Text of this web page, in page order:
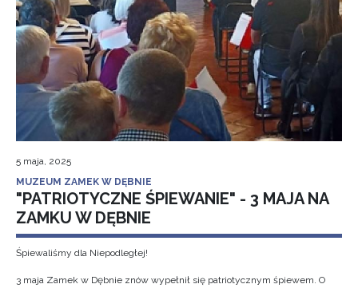
5 maja, 2025
MUZEUM ZAMEK W DĘBNIE
"PATRIOTYCZNE ŚPIEWANIE" - 3 MAJA NA
ZAMKU W DĘBNIE
Śpiewaliśmy dla Niepodległej!
3 maja Zamek w Dębnie znów wypełnił się patriotycznym śpiewem. O